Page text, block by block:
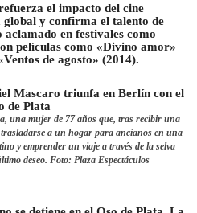
el impacto del cine
global y confirma el talento de
en festivales como
películas como «Divino amor»
de agosto» (2014).
una mujer de 77 años que, tras recibir una
a un hogar para ancianos en una
y emprender un viaje a través de la selva
deseo. Foto: Plaza Espectáculos